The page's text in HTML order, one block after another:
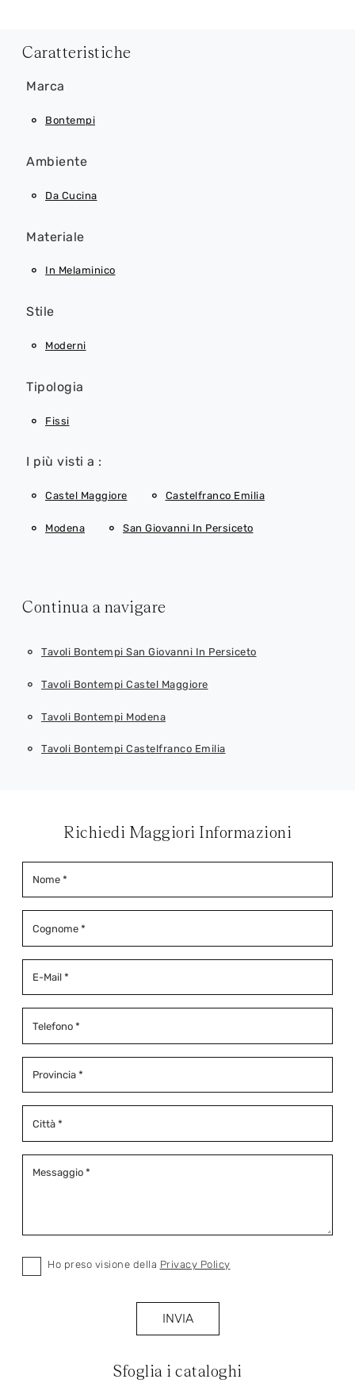
Caratteristiche
Marca
Bontempi
Ambiente
Da Cucina
Materiale
In Melaminico
Stile
Moderni
Tipologia
Fissi
I più visti a :
Castel Maggiore Castelfranco Emilia
Modena San Giovanni In Persiceto
Continua a navigare
Tavoli Bontempi San Giovanni In Persiceto
Tavoli Bontempi Castel Maggiore
Tavoli Bontempi Modena
Tavoli Bontempi Castelfranco Emilia
Sfoglia i cataloghi
Richiedi Maggiori Informazioni
Ho preso visione della Privacy Policy
INVIA